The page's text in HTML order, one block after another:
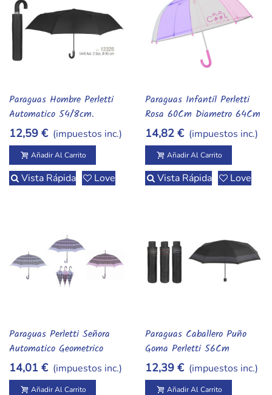
bajo cualquier nube.,Perletti: paraguas y accesorios |
Albithinia,Paraguas plegables y automáticos Perletti.
Elige diseño y cómpralo hoy.,perletti, paraguas, accesorios
lluvia, plegable, automatico,perletti,perletti-
Añadir Al Carrito
Paraguas Hombre Perletti
Automatico 54/8cm.
12,59 € (impuestos inc.)
Añadir Al Carrito
Vista Rápida Love
Añadir Al Carrito
Paraguas Infantil Perletti
Rosa 60Cm Diametro 64Cm
14,82 € (impuestos inc.)
Añadir Al Carrito
Vista Rápida Love
Añadir Al Carrito
Paraguas Perletti Señora
Automatico Geometrico
85Cm Diametro 104Cm
Surtido A Elegir 1
14,01 € (impuestos inc.)
Añadir Al Carrito
Añadir Al Carrito
Paraguas Caballero Puño
Goma Perletti 56Cm
Diametro 96Cm Surtido A
Elegir 1
12,39 € (impuestos inc.)
Añadir Al Carrito